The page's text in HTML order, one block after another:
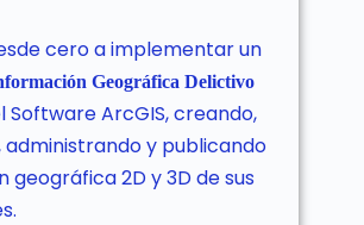
cero a implementar un
Geográfica Delictivo
Software ArcGIS, creando,
administrando y publicando
geográfica 2D y 3D de sus